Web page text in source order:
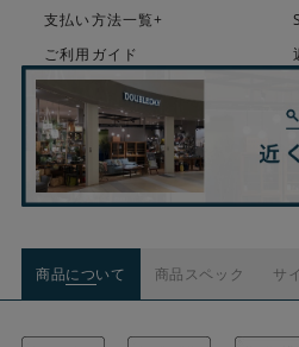
支払い方法一覧+
ご利用ガイド
商品について 商品スペック サ